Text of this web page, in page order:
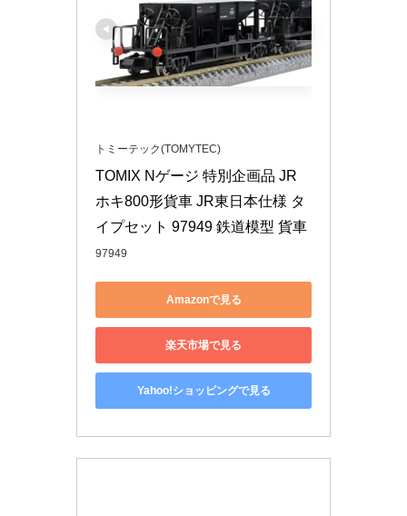
トミーテック(TOMYTEC)
TOMIX Nゲージ 特別企画品 JR
ホキ800形貨車 JR東日本仕様 タ
イプセット 97949 鉄道模型 貨車
97949
Amazonで見る
楽天市場で見る
Yahoo!ショッピングで見る